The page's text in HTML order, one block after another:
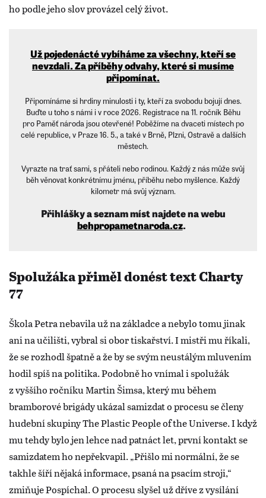
ho podle jeho slov provázel celý život.
Už pojedenácté vybíháme za všechny, kteří se
nevzdali. Za příběhy odvahy, které si musíme
připomínat.
Připomínáme si hrdiny minulosti i ty, kteří za svobodu bojují dnes.
Buďte u toho s námi i v roce 2026. Registrace na 11. ročník Běhu
pro Paměť národa jsou otevřené! Poběžíme na dvaceti místech po
celé republice, v Praze 16. 5., a také v Brně, Plzni, Ostravě a dalších
městech.
Vyrazte na trať sami, s přáteli nebo rodinou. Každý z nás může svůj
běh věnovat konkrétnímu jménu, příběhu nebo myšlence. Každý
kilometr má svůj význam.
Přihlášky a seznam míst najdete na webu
behpropametnaroda.cz.
Spolužáka přiměl donést text Charty
77
Škola Petra nebavila už na základce a nebylo tomu jinak
ani na učilišti, vybral si obor tiskařství. I mistři mu říkali,
že se rozhodl špatně a že by se svým neustálým mluvením
hodil spíš na politika. Podobně ho vnímal i spolužák
z vyššího ročníku Martin Šimsa, který mu během
bramborové brigády ukázal samizdat o procesu se členy
hudební skupiny The Plastic People of the Universe. I když
mu tehdy bylo jen lehce nad patnáct let, první kontakt se
samizdatem ho nepřekvapil. „Přišlo mi normální, že se
takhle šíří nějaká informace, psaná na psacím stroji,“
zmiňuje Pospíchal. O procesu slyšel už dříve z vysílání